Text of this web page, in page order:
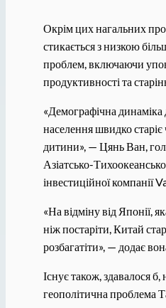
Окрім цих нагальних
стикається з низкою
проблем, включаючи
продуктивності та
«Демографічна
населення швидко старіє
дитини», — Цянь Ван,
Азіатсько-
інвестиційної компанії
«На відміну від Японії,
ніж постаріти, Китай
розбагатіти», — додає
Існує також, здавалося б,
геополітична проблема